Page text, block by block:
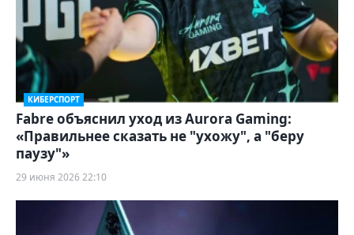
КИБЕРСПОРТ
Fabre объяснил уход из Aurora Gaming:
«Правильнее сказать не "ухожу", а "беру
паузу"»
29 июня 2026 22:10